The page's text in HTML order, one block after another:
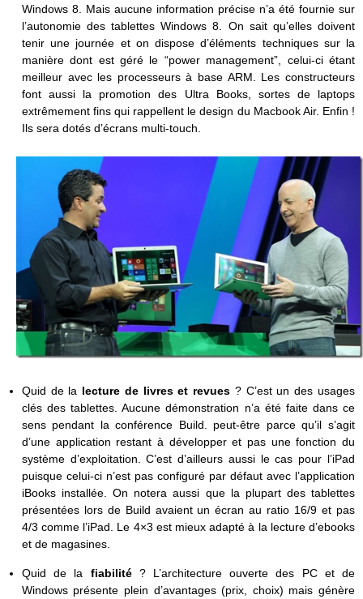
Windows 8. Mais aucune information précise n’a été fournie sur
l’autonomie des tablettes Windows 8. On sait qu’elles doivent
tenir une journée et on dispose d’éléments techniques sur la
manière dont est géré le “power management”, celui-ci étant
meilleur avec les processeurs à base ARM. Les constructeurs
font aussi la promotion des Ultra Books, sortes de laptops
extrêmement fins qui rappellent le design du Macbook Air. Enfin !
Ils sera dotés d’écrans multi-touch.
Quid de la lecture de livres et revues ? C’est un des usages
clés des tablettes. Aucune démonstration n’a été faite dans ce
sens pendant la conférence Build. peut-être parce qu’il s’agit
d’une application restant à développer et pas une fonction du
système d’exploitation. C’est d’ailleurs aussi le cas pour l’iPad
puisque celui-ci n’est pas configuré par défaut avec l’application
iBooks installée. On notera aussi que la plupart des tablettes
présentées lors de Build avaient un écran au ratio 16/9 et pas
4/3 comme l’iPad. Le 4×3 est mieux adapté à la lecture d’ebooks
et de magasines.
Quid de la fiabilité? L’architecture ouverte des PC et de
Windows présente plein d’avantages (prix, choix) mais génère